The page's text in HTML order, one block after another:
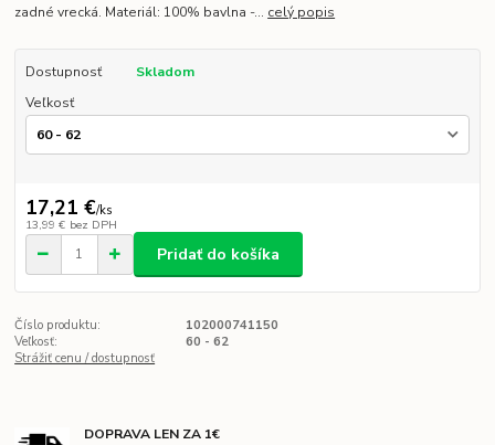
zadné vrecká. Materiál: 100% bavlna -... celý popis
Dostupnosť
Skladom
Veľkosť
17,21 €/ks
13,99 € bez DPH
Pridať do košíka
Číslo produktu:
102000741150
Veľkosť:
60 - 62
Strážiť cenu / dostupnosť
DOPRAVA LEN ZA 1€